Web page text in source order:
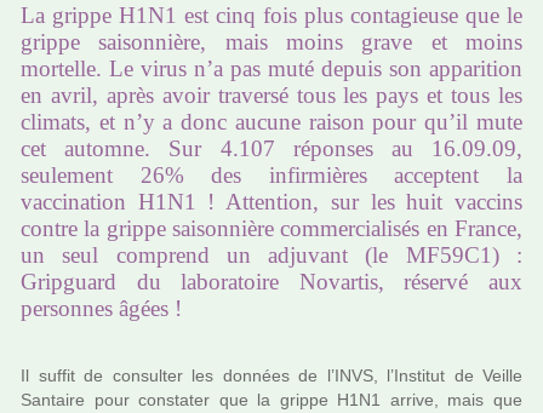
La grippe H1N1 est cinq fois plus contagieuse que le
grippe saisonnière, mais moins grave et moins
mortelle. Le virus n’a pas muté depuis son apparition
en avril, après avoir traversé tous les pays et tous les
climats, et n’y a donc aucune raison pour qu’il mute
cet automne. Sur 4.107 réponses au 16.09.09,
seulement 26% des infirmières acceptent la
vaccination H1N1 ! Attention, sur les huit vaccins
contre la grippe saisonnière commercialisés en France,
un seul comprend un adjuvant (le MF59C1) :
Gripguard du laboratoire Novartis, réservé aux
personnes âgées !
Il suffit de consul­ter les don­nées de l’INVS, l’Institut de Veille
Santaire pour cons­ta­ter que la grippe H1N1 arrive, mais que